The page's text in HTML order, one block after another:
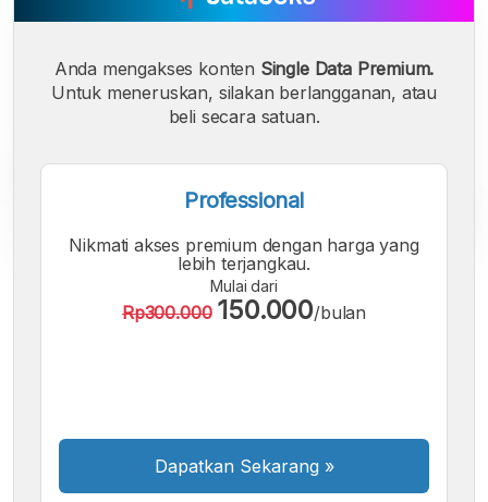
Font
A
Font
A
Font
Anda mengakses konten Single Data Premium.
Untuk meneruskan, silakan berlangganan, atau
beli secara satuan.
Professional
Nikmati akses premium dengan harga yang
lebih terjangkau.
Mulai dari
Rp300.000 150.000/bulan
Dapatkan Sekarang »